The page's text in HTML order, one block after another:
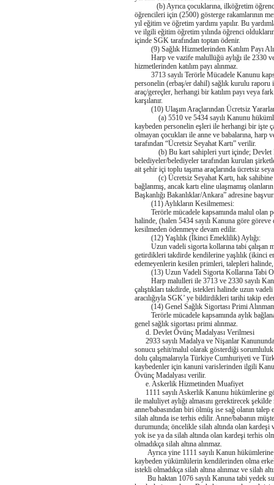
(b) Ayrıca çocuklarına, ilköğretim
öğrencileri için (2500) gösterge rakamlarının
yıl eğitim ve öğretim yardımı yapılır. Bu
ve ilgili eğitim öğretim yılında öğrenci
içinde SGK tarafından toptan ödenir.
(9) Sağlık Hizmetlerinden Katılım Payı
Harp ve vazife malullüğü aylığı ile 2330 ve
hizmetlerinden katılım payı alınmaz.
3713 sayılı Terörle Mücadele Kanunu
personelin (erbaş/er dahil) sağlık kurulu
araç/gereçler, herhangi bir katılım payı veya
karşılanır.
(10) Ulaşım Araçlarından Ücretsiz
(a) 5510 ve 5434 sayılı Kanunu
kaybeden personelin eşleri ile herhangi bir işte
olmayan çocukları ile anne ve babalarına,
tarafından “Ücretsiz Seyahat Kartı” verilir.
(b) Bu kart sahipleri yurt içinde; Devlet
belediyeler/belediyeler tarafından kurulan
ait şehir içi toplu taşıma araçlarında ücretsiz
(c) Ücretsiz Seyahat Kartı, hak sahibine
bağlanmış, ancak kartı eline ulaşmamış
Başkanlığı Bakanlıklar/Ankara” adresine
(11) Aylıkların Kesilmemesi:
Terörle mücadele kapsamında malul olan
halinde, (halen 5434 sayılı Kanuna göre
kesilmeden ödenmeye devam edilir.
(12) Yaşlılık (İkinci Emeklilik) Aylığı:
Uzun vadeli sigorta kollarına tabi çalışan
getirdikleri takdirde kendilerine yaşlılık (ikinci
edemeyenlerin kesilen primleri, talepleri
(13) Uzun Vadeli Sigorta Kollarına Tabi
Harp malulleri ile 3713 ve 2330 sayılı
çalıştıkları takdirde, istekleri halinde uzun
aracılığıyla SGK’ ye bildirdikleri tarihi takip
(14) Genel Sağlık Sigortası Primi
Terörle mücadele kapsamında aylık
genel sağlık sigortası primi alınmaz.
d. Devlet Övünç Madalyası Verilmesi
2933 sayılı Madalya ve Nişanlar
sonucu şehit/malul olarak gösterdiği sorumluluk
dolu çalışmalarıyla Türkiye Cumhuriyeti ve
kaybedenler için kanuni varislerinden ilgili
Övünç Madalyası verilir.
e. Askerlik Hizmetinden Muafiyet
1111 sayılı Askerlik Kanunu hükümlerine
ile maluliyet aylığı almasını gerektirecek
anne/babasından biri ölmüş ise sağ olanın
silah altında ise terhis edilir. Anne/babanın
durumunda; öncelikle silah altında olan
yok ise ya da silah altında olan kardeşi terhis
olmadıkça silah altına alınmaz.
Ayrıca yine 1111 sayılı Kanun hükümlerine
kaybeden yükümlülerin kendilerinden olma
istekli olmadıkça silah altına alınmaz ve silah
Bu haktan 1076 sayılı Kanuna tabi yedek